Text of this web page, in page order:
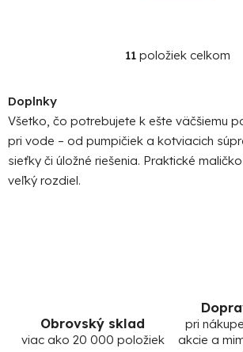
O
á
d
a
c
ý
p
11položiek celkom
Doplnky
Všetko, čo potrebujete k ešte väčšiemu
pri vode – od pumpičiek a kotviacich
sieťky či úložné riešenia. Praktické
veľký rozdiel.
Obrovský sklad
viac ako 20 000 položiek
pri
akcie a